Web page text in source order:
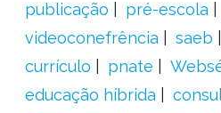
publicação
pré-escola
videoconefrência
saeb
currículo
pnate
educação híbrida